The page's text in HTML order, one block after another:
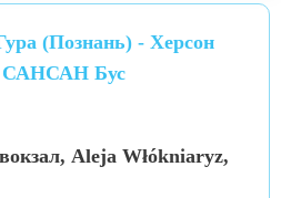
(Познань) - Херсон
Бус
Aleja Włókniaryz,